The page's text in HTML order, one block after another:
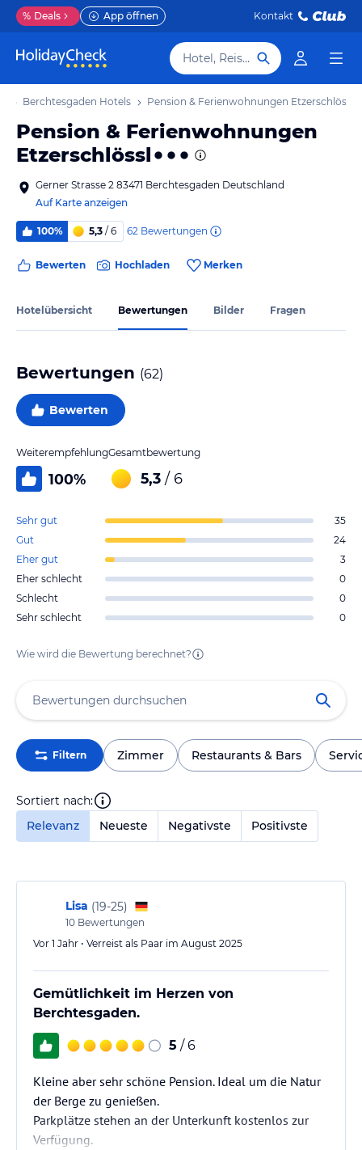
% Deals App öffnen Kontakt
Hotel, Reiseziel
Berchtesgaden Hotels Pension & Ferienwohnungen Etzerschlössl
Pension & Ferienwohnungen
Etzerschlössl
Gerner Strasse 2 83471 Berchtesgaden Deutschland
Auf Karte anzeigen
100% 5,3 / 6 62 Bewertungen
Bewerten Hochladen Merken
Hotelübersicht Bewertungen Bilder Fragen
Bewertungen (62)
Bewerten
Weiterempfehlung
100%
Gesamtbewertung
5,3 / 6
Sehr gut
35
Gut
24
Eher gut
3
Eher schlecht
0
Schlecht
0
Sehr schlecht
0
Wie wird die Bewertung berechnet?
Filtern Zimmer Restaurants & Bars
Sortiert nach:
Relevanz
Neueste Negativste Positivste
Lisa (19-25)
10 Bewertungen
Vor 1 Jahr • Verreist als Paar im August 2025
Gemütlichkeit im Herzen von
Berchtesgaden.
5 / 6
Kleine aber sehr schöne Pension. Ideal um die Natur
der Berge zu genießen.
Parkplätze stehen an der Unterkunft kostenlos zur
Verfügung.